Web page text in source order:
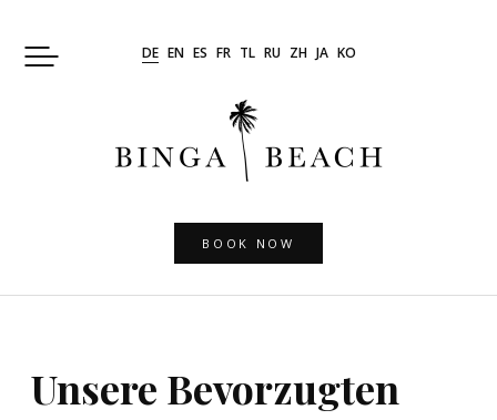
DE EN ES FR TL RU ZH JA KO
BOOK NOW
Unsere Bevorzugten